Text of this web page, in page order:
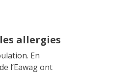
allergies
En
l’Eawag ont